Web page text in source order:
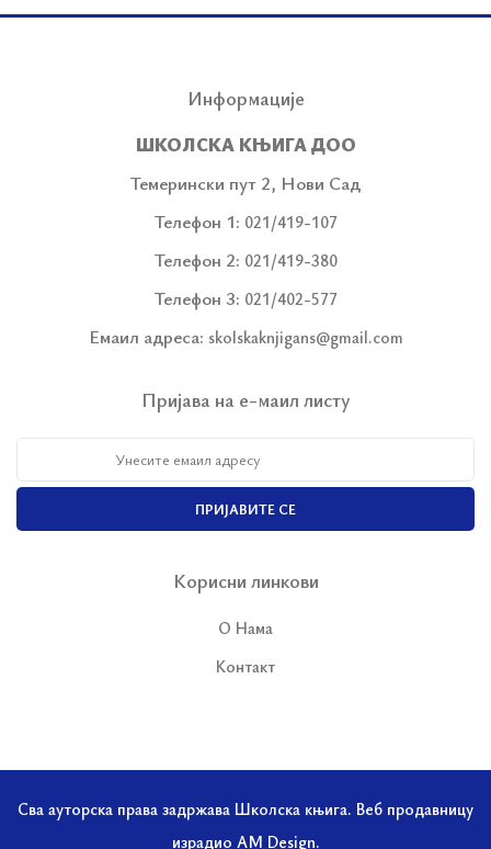
Информације
ШКОЛСКА КЊИГА ДОО
Темерински пут 2, Нови Сад
Телефон 1: 021/419-107
Телефон 2: 021/419-380
Телефон 3: 021/402-577
Емаил адреса: skolskaknjigans@gmail.com
Пријава на е-маил листу
ПРИЈАВИТЕ СЕ
Корисни линкови
О Нама
Контакт
Сва ауторска права задржава Школска књига. Веб продавницу
израдио AM Design.